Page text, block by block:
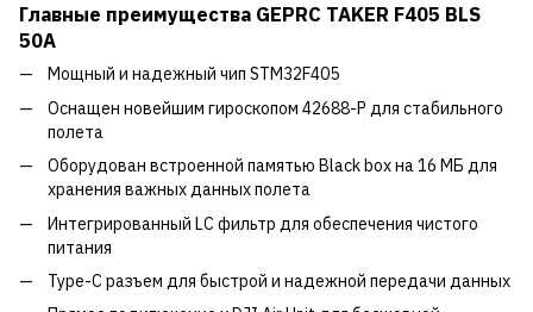
Главные преимущества GEPRC TAKER F405 BLS
50A
Мощный и надежный чип STM32F405
Оснащен новейшим гироскопом 42688-P для стабильного
полета
Оборудован встроенной памятью Black box на 16 МБ для
хранения важных данных полета
Интегрированный LC фильтр для обеспечения чистого
питания
Type-C разъем для быстрой и надежной передачи данных